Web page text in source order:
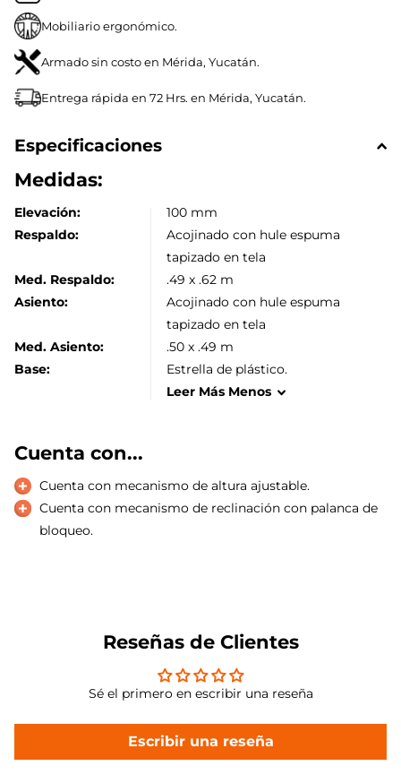
Mobiliario ergonómico.
Armado sin costo en Mérida, Yucatán.
Entrega rápida en 72 Hrs. en Mérida, Yucatán.
Especificaciones
Medidas:
Elevación:
100 mm
Respaldo:
Acojinado con hule espuma
tapizado en tela
Med. Respaldo:
.49 x .62 m
Asiento:
Acojinado con hule espuma
tapizado en tela
Med. Asiento:
.50 x .49 m
Base:
Estrella de plástico.
Leer Más Menos
Cuenta con...
Cuenta con mecanismo de altura ajustable.
Cuenta con mecanismo de reclinación con palanca de
bloqueo.
Reseñas de Clientes
Sé el primero en escribir una reseña
Escribir una reseña